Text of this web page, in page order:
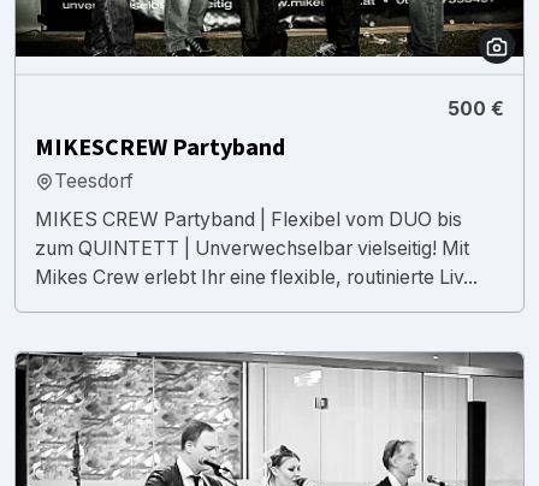
500 €
MIKESCREW Partyband
Teesdorf
MIKES CREW Partyband | Flexibel vom DUO bis
zum QUINTETT | Unverwechselbar vielseitig! Mit
Mikes Crew erlebt Ihr eine flexible, routinierte Liv...